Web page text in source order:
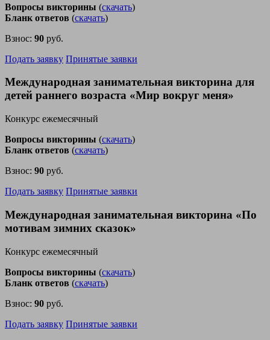
Вопросы викторины (скачать)
Бланк ответов (скачать)
Взнос: 90 руб.
Подать заявку Принятые заявки
Международная занимательная викторина для
детей раннего возраста «Мир вокруг меня»
Конкурс ежемесячный
Вопросы викторины (скачать)
Бланк ответов (скачать)
Взнос: 90 руб.
Подать заявку Принятые заявки
Международная занимательная викторина «По
мотивам зимних сказок»
Конкурс ежемесячный
Вопросы викторины (скачать)
Бланк ответов (скачать)
Взнос: 90 руб.
Подать заявку Принятые заявки